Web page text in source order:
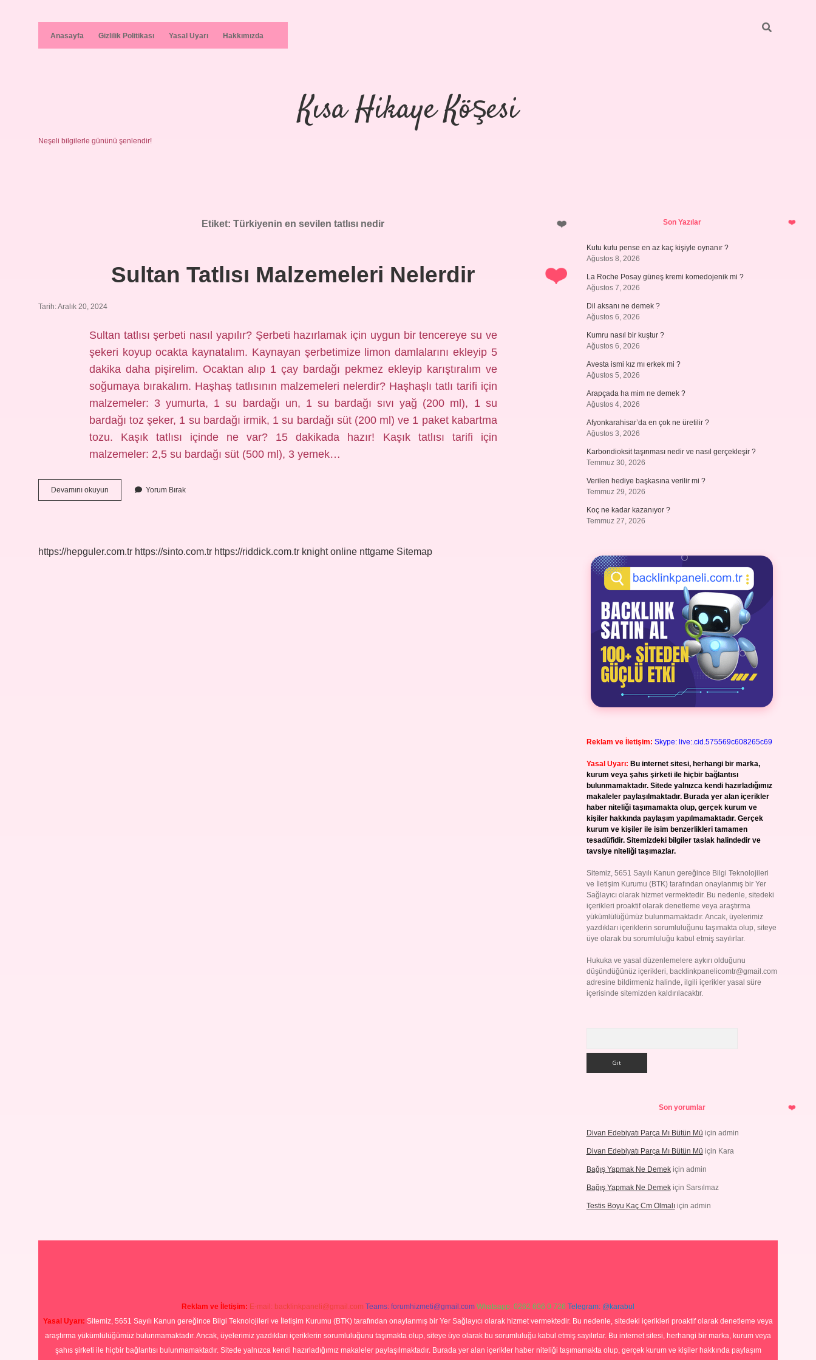
Anasayfa Gizlilik Politikası Yasal Uyarı Hakkımızda
Kısa Hikaye Köşesi
Neşeli bilgilerle gününü şenlendir!
Etiket:Türkiyenin en sevilen tatlısı nedir
Sultan Tatlısı Malzemeleri Nelerdir
Tarih: Aralık 20, 2024
Sultan tatlısı şerbeti nasıl yapılır? Şerbeti hazırlamak için uygun bir tencereye su ve
şekeri koyup ocakta kaynatalım. Kaynayan şerbetimize limon damlalarını ekleyip 5
dakika daha pişirelim. Ocaktan alıp 1 çay bardağı pekmez ekleyip karıştıralım ve
soğumaya bırakalım. Haşhaş tatlısının malzemeleri nelerdir? Haşhaşlı tatlı tarifi için
malzemeler: 3 yumurta, 1 su bardağı un, 1 su bardağı sıvı yağ (200 ml), 1 su
bardağı toz şeker, 1 su bardağı irmik, 1 su bardağı süt (200 ml) ve 1 paket kabartma
tozu. Kaşık tatlısı içinde ne var? 15 dakikada hazır! Kaşık tatlısı tarifi için
malzemeler: 2,5 su bardağı süt (500 ml), 3 yemek…
Devamını okuyun
Tatlısı
Yorum Bırak
https://hepguler.com.tr https://sinto.com.tr https://riddick.com.tr knight online nttgame Sitemap
SidebarSon Yazılar
Kutu kutu pense en az kaç kişiyle oynanır ?
Ağustos 8, 2026
La Roche Posay güneş kremi komedojenik mi ?
Ağustos 7, 2026
Dil aksanı ne demek ?
Ağustos 6, 2026
Kumru nasıl bir kuştur ?
Ağustos 6, 2026
Avesta ismi kız mı erkek mi ?
Ağustos 5, 2026
Arapçada ha mim ne demek ?
Ağustos 4, 2026
Afyonkarahisar’da en çok ne üretilir ?
Ağustos 3, 2026
Karbondioksit taşınması nedir ve nasıl gerçekleşir ?
Temmuz 30, 2026
Verilen hediye başkasına verilir mi ?
Temmuz 29, 2026
Koç ne kadar kazanıyor ?
Temmuz 27, 2026
Reklam ve İletişim: Skype: live:.cid.575569c608265c69
Yasal Uyarı: Bu internet sitesi, herhangi bir marka,
kurum veya şahıs şirketi ile hiçbir bağlantısı
bulunmamaktadır. Sitede yalnızca kendi hazırladığımız
makaleler paylaşılmaktadır. Burada yer alan içerikler
haber niteliği taşımamakta olup, gerçek kurum ve
kişiler hakkında paylaşım yapılmamaktadır. Gerçek
kurum ve kişiler ile isim benzerlikleri tamamen
tesadüfidir. Sitemizdeki bilgiler taslak halindedir ve
tavsiye niteliği taşımazlar.
Sitemiz, 5651 Sayılı Kanun gereğince Bilgi Teknolojileri
ve İletişim Kurumu (BTK) tarafından onaylanmış bir Yer
Sağlayıcı olarak hizmet vermektedir. Bu nedenle, sitedeki
içerikleri proaktif olarak denetleme veya araştırma
yükümlülüğümüz bulunmamaktadır. Ancak, üyelerimiz
yazdıkları içeriklerin sorumluluğunu taşımakta olup, siteye
üye olarak bu sorumluluğu kabul etmiş sayılırlar.
Hukuka ve yasal düzenlemelere aykırı olduğunu
düşündüğünüz içerikleri, backlinkpanelicomtr@gmail.com
adresine bildirmeniz halinde, ilgili içerikler yasal süre
içerisinde sitemizden kaldırılacaktır.
Son yorumlar
Divan Edebiyatı Parça Mı Bütün Mü için admin
Divan Edebiyatı Parça Mı Bütün Mü için Kara
Bağış Yapmak Ne Demekiçin admin
Bağış Yapmak Ne Demekiçin Sarsılmaz
Testis Boyu Kaç Cm Olmalıiçin admin
Reklam ve İletişim: E-mail: backlinkpaneli@gmail.com Teams: forumhizmeti@gmail.com Whatsapp: 0262 606 0 726 Telegram: @karabul
Yasal Uyarı: Sitemiz, 5651 Sayılı Kanun gereğince Bilgi Teknolojileri ve İletişim Kurumu (BTK) tarafından onaylanmış bir Yer Sağlayıcı olarak hizmet vermektedir. Bu nedenle, sitedeki içerikleri proaktif olarak denetleme veya
araştırma yükümlülüğümüz bulunmamaktadır. Ancak, üyelerimiz yazdıkları içeriklerin sorumluluğunu taşımakta olup, siteye üye olarak bu sorumluluğu kabul etmiş sayılırlar. Bu internet sitesi, herhangi bir marka, kurum veya
şahıs şirketi ile hiçbir bağlantısı bulunmamaktadır. Sitede yalnızca kendi hazırladığımız makaleler paylaşılmaktadır. Burada yer alan içerikler haber niteliği taşımamakta olup, gerçek kurum ve kişiler hakkında paylaşım